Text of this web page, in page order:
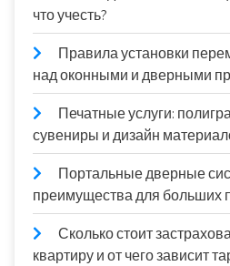
что учесть?
Правила установки
над оконными и дверными
Печатные услуги:
сувениры и дизайн
Портальные дверные
преимущества для больших
Сколько стоит
квартиру и от чего зависит